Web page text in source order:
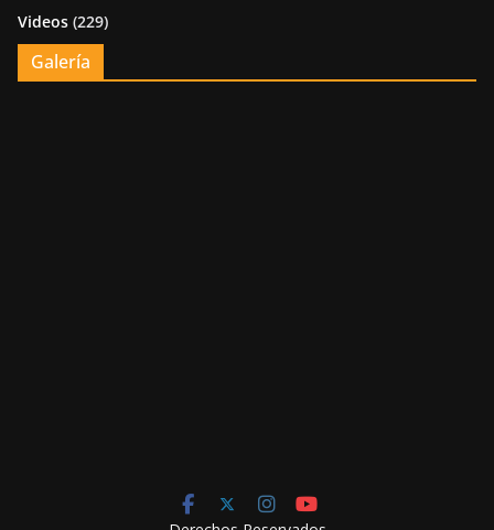
Videos (229)
Galería